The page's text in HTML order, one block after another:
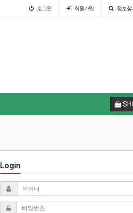
로그인 회원가입 정보찾
Login